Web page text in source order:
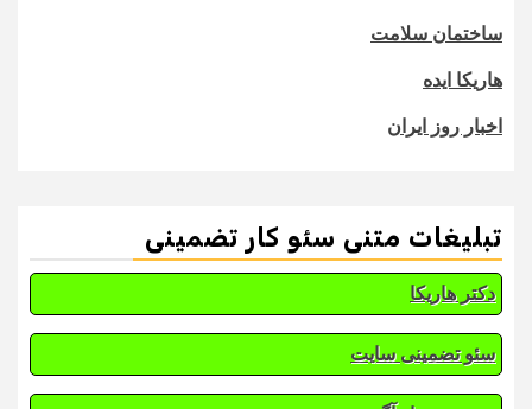
ساختمان سلامت
هاریکا ایده
اخبار روز ایران
تبلیغات متنی سئو کار تضمینی
دکتر هاریکا
سئو تضمینی سایت